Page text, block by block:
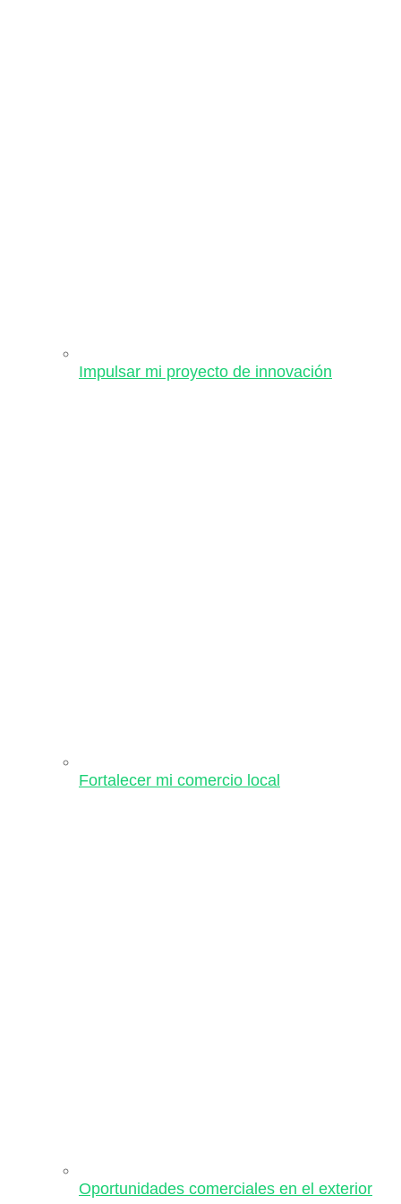
Impulsar mi proyecto de innovación
Fortalecer mi comercio local
Oportunidades comerciales en el exterior